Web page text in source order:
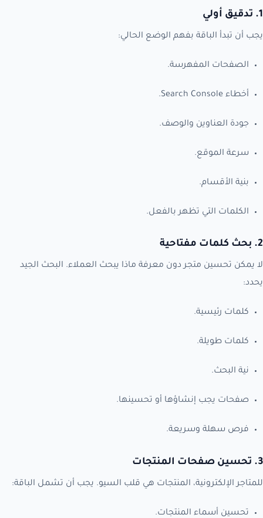
1. تدقيق أولي
يجب أن تبدأ الباقة بفهم الوضع الحالي:
الصفحات المفهرسة.
أخطاء Search Console.
جودة العناوين والوصف.
سرعة الموقع.
بنية الأقسام.
الكلمات التي تظهر بالفعل.
2. بحث كلمات مفتاحية
لا يمكن تحسين متجر دون معرفة ماذا يبحث العملاء. البحث الجيد
يحدد:
كلمات رئيسية.
كلمات طويلة.
نية البحث.
صفحات يجب إنشاؤها أو تحسينها.
فرص سهلة وسريعة.
3. تحسين صفحات المنتجات
للمتاجر الإلكترونية، المنتجات هي قلب السيو. يجب أن تشمل الباقة:
تحسين أسماء المنتجات.